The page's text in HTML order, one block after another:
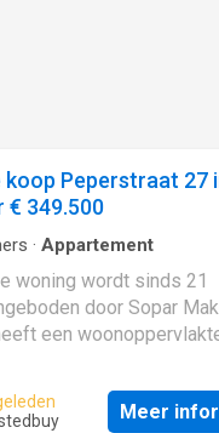
Peperstraat 27
€ 349.500
· Appartement
woning wordt sinds 21
door Sopar
een
is gebouwd In
in Purmerend.
Meer